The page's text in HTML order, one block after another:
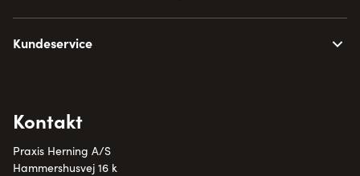
Kundeservice
Kontakt
Praxis Herning A/S
Hammershusvej 16 k